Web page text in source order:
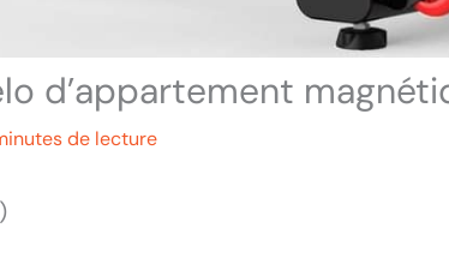
d’appartement
de lecture